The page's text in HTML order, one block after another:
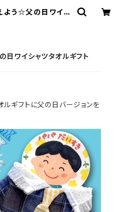
よう☆父の日ワイシ
日ワイシャツタオルギフト
ルギフトに父の日バージョンを